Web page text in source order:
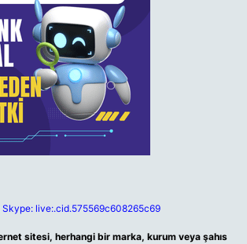
Skype: live:.cid.575569c608265c69
sitesi, herhangi bir marka, kurum veya şahıs